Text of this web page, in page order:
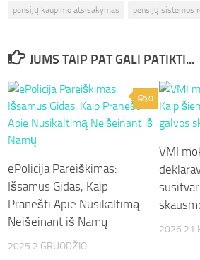
pensijų kaupimo atsisakymas
pensijų sistemos
JUMS TAIP PAT GALI PATIKTI...
0
ePolicija Pareiškimas:
Išsamus Gidas, Kaip
Pranešti Apie Nusikaltimą
Neišeinant iš Namų
2025 2 GRUODŽIO
VMI
2026 21